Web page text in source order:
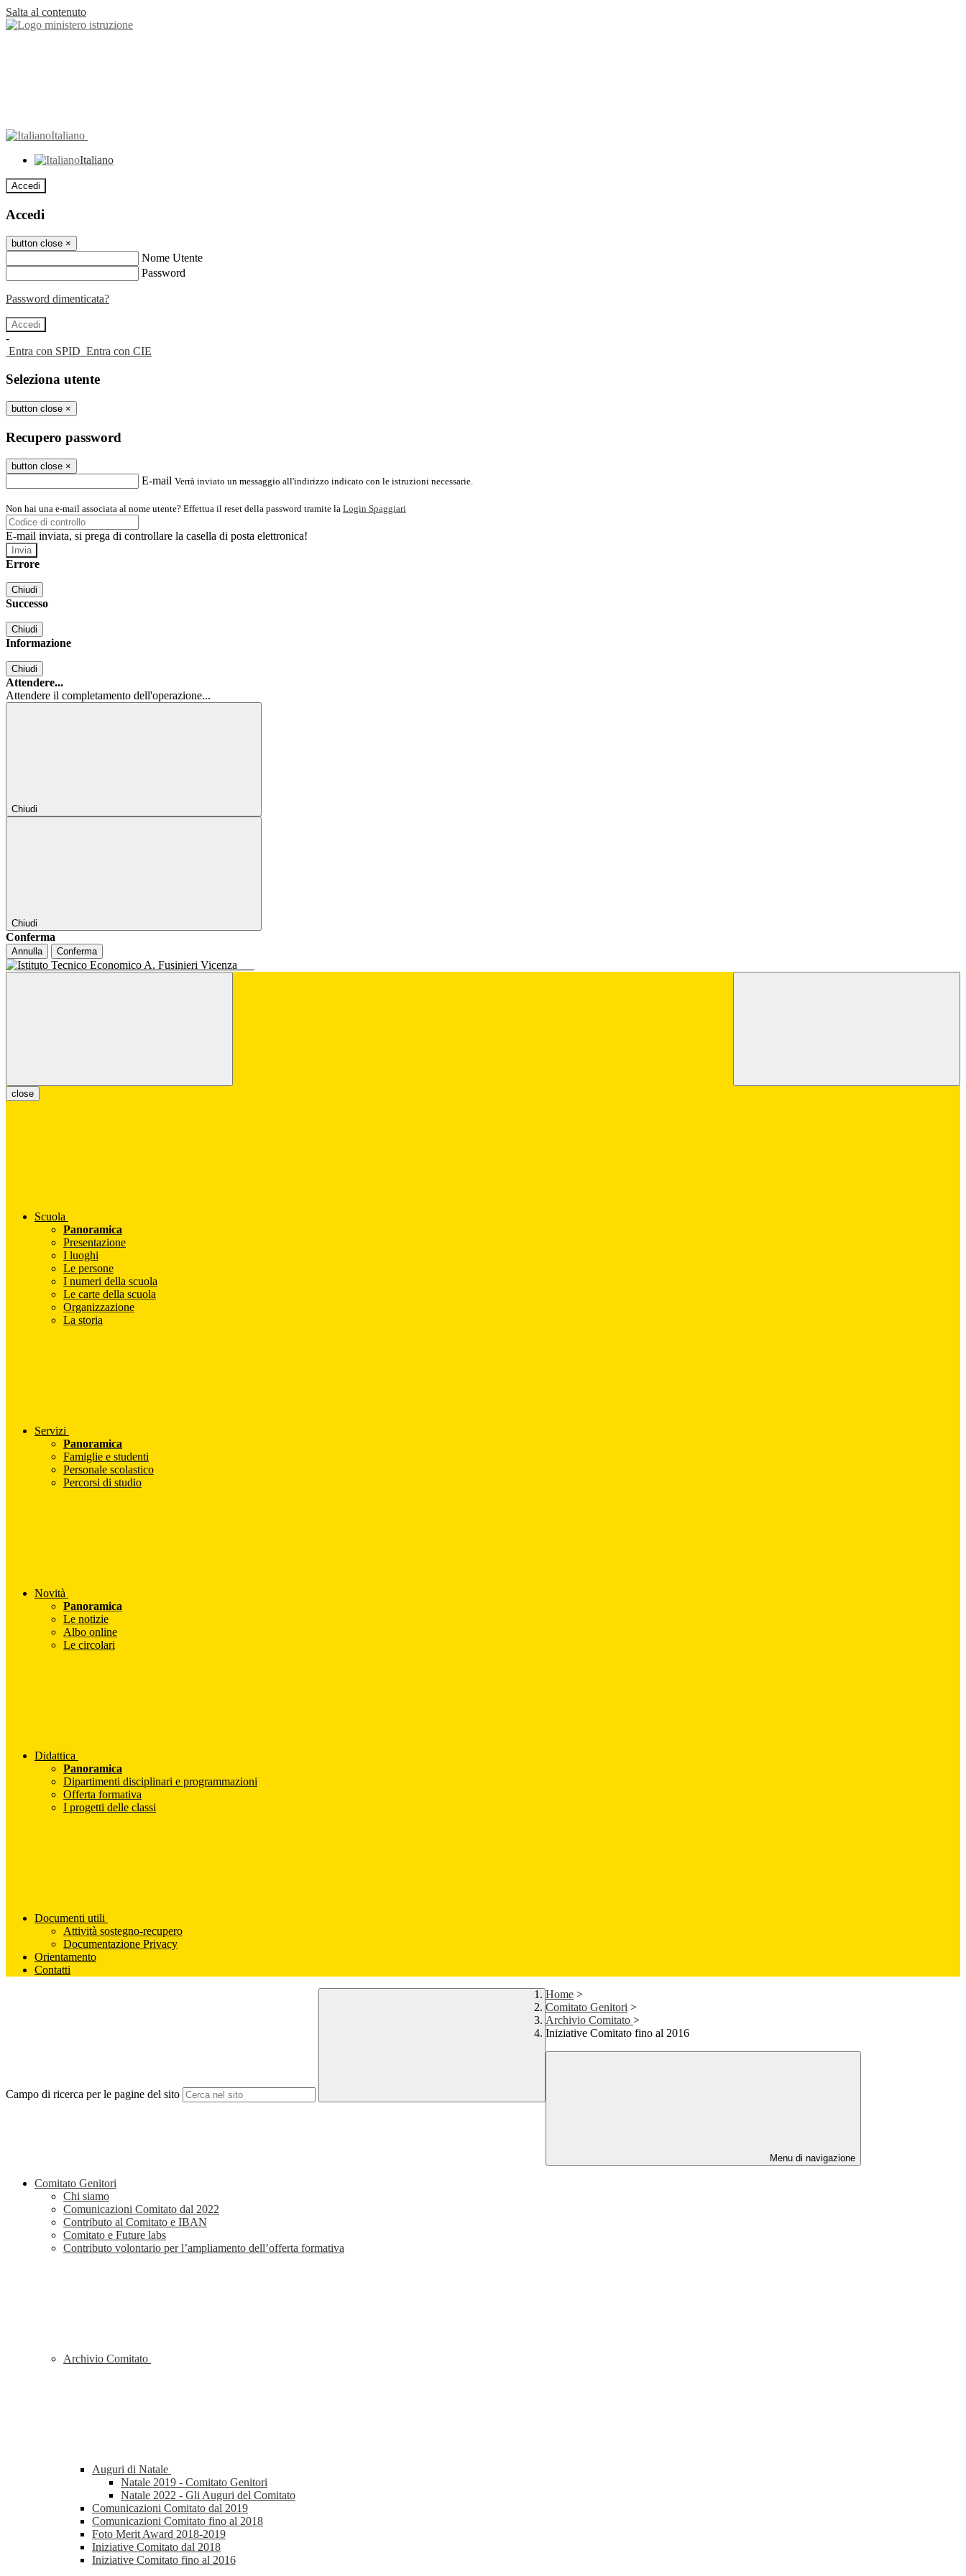
Salta al contenuto
Italiano
Italiano
Accedi
Accedi
button close ×
Nome Utente
Password
Password dimenticata?
-
Entra con SPID Entra con CIE
Seleziona utente
button close ×
Recupero password
button close ×
E-mail Verrà inviato un messaggio all'indirizzo indicato con le istruzioni necessarie.
Non hai una e-mail associata al nome utente? Effettua il reset della password tramite la Login Spaggiari
E-mail inviata, si prega di controllare la casella di posta elettronica!
Errore
Chiudi
Successo
Chiudi
Informazione
Chiudi
Attendere...
Attendere il completamento dell'operazione...
Chiudi
Chiudi
Conferma
Annulla Conferma
close
Scuola
Panoramica
Presentazione
I luoghi
Le persone
I numeri della scuola
Le carte della scuola
Organizzazione
La storia
Servizi
Panoramica
Famiglie e studenti
Personale scolastico
Percorsi di studio
Novità
Panoramica
Le notizie
Albo online
Le circolari
Didattica
Panoramica
Dipartimenti disciplinari e programmazioni
Offerta formativa
I progetti delle classi
Documenti utili
Attività sostegno-recupero
Documentazione Privacy
Orientamento
Contatti
Campo di ricerca per le pagine del sito
Home >
Comitato Genitori >
Archivio Comitato >
Iniziative Comitato fino al 2016
Menu di navigazione
Comitato Genitori
Chi siamo
Comunicazioni Comitato dal 2022
Contributo al Comitato e IBAN
Comitato e Future labs
Contributo volontario per l’ampliamento dell’offerta formativa
Archivio Comitato
Auguri di Natale
Natale 2019 - Comitato Genitori
Natale 2022 - Gli Auguri del Comitato
Comunicazioni Comitato dal 2019
Comunicazioni Comitato fino al 2018
Foto Merit Award 2018-2019
Iniziative Comitato dal 2018
Iniziative Comitato fino al 2016